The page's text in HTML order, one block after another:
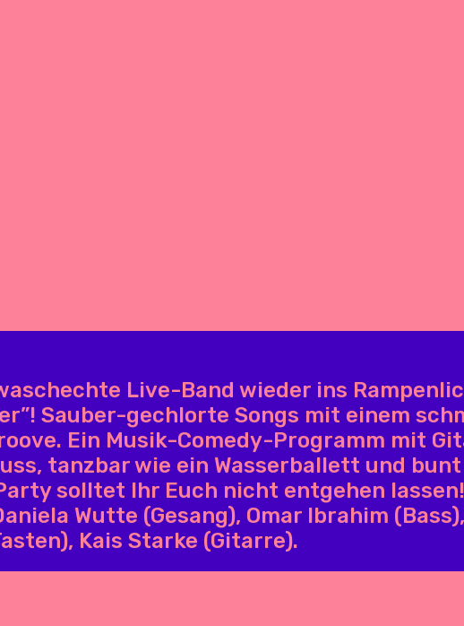
Live-Band wieder ins
Sauber-gechlorte Songs mit einem
Ein Musik-Comedy-Programm mit
tanzbar wie ein Wasserballett und bunt
solltet Ihr Euch nicht entgehen lassen!
Wutte (Gesang), Omar Ibrahim
Kais Starke (Gitarre).